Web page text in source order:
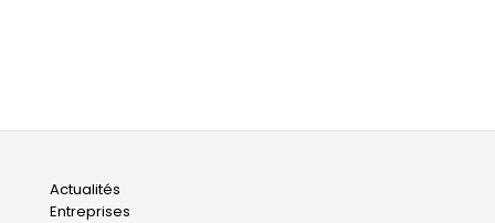
Main
Actualités
Entreprises